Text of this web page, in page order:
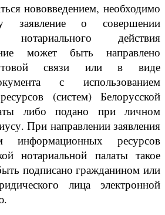
нововведением, необходимо
заявление о совершении
нотариального действия
может быть направлено
связи или в виде
с использованием
(систем) Белорусской
либо подано при личном
При направлении заявления
информационных ресурсов
нотариальной палаты такое
подписано гражданином или
лица электронной